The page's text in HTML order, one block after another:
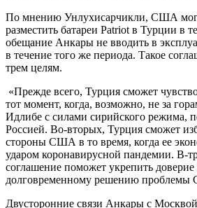
По мнению Унлухисарчикли, США
разместить батареи Patriot в Турции в
обещание Анкары не вводить в
в течение того же периода. Такое
трем целям.
«Прежде всего, Турция сможет
тот момент, когда, возможно, не за
Идлибе с силами сирийского режима,
Россией. Во-вторых, Турция сможет
стороны США в то время, когда ее
ударом коронавирусной пандемии. В-
соглашение поможет укрепить
долговременному решению проблемы
Двусторонние связи Анкары с